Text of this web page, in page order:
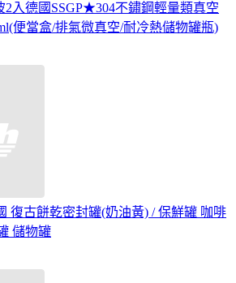
2入德國SSGP★304不鏽鋼輕量類真空
便當盒/排氣微真空/耐冷熱儲物罐瓶)
復古餅乾密封罐(奶油黃) / 保鮮罐 咖啡
儲物罐